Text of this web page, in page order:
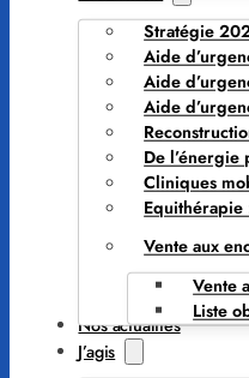
Stratégie
Aide
Aide
Aide
De l’énergie
Cliniques
Equithérapie
Vente aux
Vente
Liste
Nos actualités
J’agis